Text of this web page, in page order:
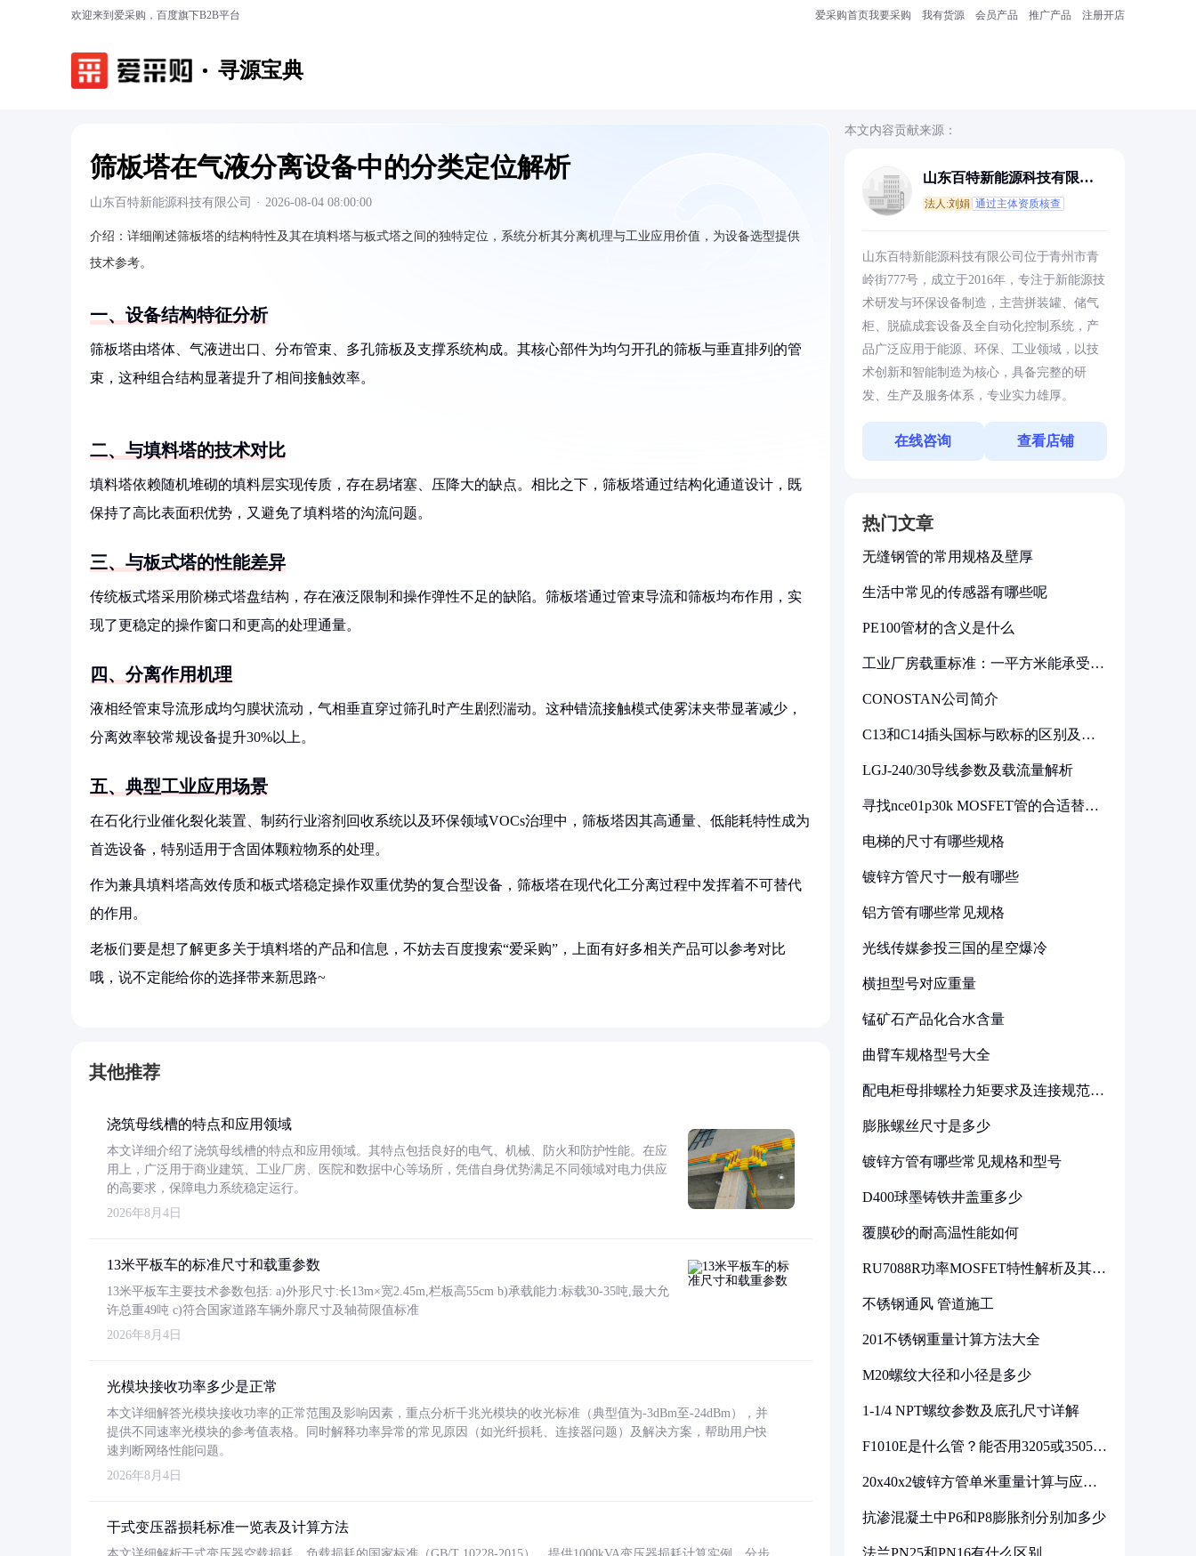
欢迎来到爱采购，百度旗下B2B平台 爱采购首页我要采购 我有货源 会员产品 推广产品 注册开店
寻源宝典
筛板塔在气液分离设备中的分类定位解析
山东百特新能源科技有限公司 · 2026-08-04 08:00:00
介绍： 详细阐述筛板塔的结构特性及其在填料塔与板式塔之间的独特定位，系统分析其分离机理与工业应用价值，为设备选型提供
技术参考。
一、设备结构特征分析
筛板塔由塔体、气液进出口、分布管束、多孔筛板及支撑系统构成。其核心部件为均匀开孔的筛板与垂直排列的管
束，这种组合结构显著提升了相间接触效率。
二、与填料塔的技术对比
填料塔依赖随机堆砌的填料层实现传质，存在易堵塞、压降大的缺点。相比之下，筛板塔通过结构化通道设计，既
保持了高比表面积优势，又避免了填料塔的沟流问题。
三、与板式塔的性能差异
传统板式塔采用阶梯式塔盘结构，存在液泛限制和操作弹性不足的缺陷。筛板塔通过管束导流和筛板均布作用，实
现了更稳定的操作窗口和更高的处理通量。
四、分离作用机理
液相经管束导流形成均匀膜状流动，气相垂直穿过筛孔时产生剧烈湍动。这种错流接触模式使雾沫夹带显著减少，
分离效率较常规设备提升30%以上。
五、典型工业应用场景
在石化行业催化裂化装置、制药行业溶剂回收系统以及环保领域VOCs治理中，筛板塔因其高通量、低能耗特性成为
首选设备，特别适用于含固体颗粒物系的处理。
作为兼具填料塔高效传质和板式塔稳定操作双重优势的复合型设备，筛板塔在现代化工分离过程中发挥着不可替代
的作用。
老板们要是想了解更多关于填料塔的产品和信息，不妨去百度搜索“爱采购”，上面有好多相关产品可以参考对比
哦，说不定能给你的选择带来新思路~
其他推荐
浇筑母线槽的特点和应用领域
本文详细介绍了浇筑母线槽的特点和应用领域。其特点包括良好的电气、机械、防火和防护性能。在应
用上，广泛用于商业建筑、工业厂房、医院和数据中心等场所，凭借自身优势满足不同领域对电力供应
的高要求，保障电力系统稳定运行。
2026年8月4日
13米平板车的标准尺寸和载重参数
13米平板车主要技术参数包括: a)外形尺寸:长13m×宽2.45m,栏板高55cm b)承载能力:标载30-35吨,最大允
许总重49吨 c)符合国家道路车辆外廓尺寸及轴荷限值标准
2026年8月4日
光模块接收功率多少是正常
本文详细解答光模块接收功率的正常范围及影响因素，重点分析千兆光模块的收光标准（典型值为-3dBm至-24dBm），并
提供不同速率光模块的参考值表格。同时解释功率异常的常见原因（如光纤损耗、连接器问题）及解决方案，帮助用户快
速判断网络性能问题。
2026年8月4日
干式变压器损耗标准一览表及计算方法
本文内容贡献来源：
山东百特新能源科技有限公
法人:刘娟 通过主体资质核查
山东百特新能源科技有限公司位于青州市青
岭街777号，成立于2016年，专注于新能源技
术研发与环保设备制造，主营拼装罐、储气
柜、脱硫成套设备及全自动化控制系统，产
品广泛应用于能源、环保、工业领域，以技
术创新和智能制造为核心，具备完整的研
发、生产及服务体系，专业实力雄厚。
在线咨询 查看店铺
热门文章
无缝钢管的常用规格及壁厚
生活中常见的传感器有哪些呢
PE100管材的含义是什么
工业厂房载重标准：一平方米能承受多
CONOSTAN公司简介
C13和C14插头国标与欧标的区别及其
LGJ-240/30导线参数及载流量解析
寻找nce01p30k MOSFET管的合适替代
电梯的尺寸有哪些规格
镀锌方管尺寸一般有哪些
铝方管有哪些常见规格
光线传媒参投三国的星空爆冷
横担型号对应重量
锰矿石产品化合水含量
曲臂车规格型号大全
配电柜母排螺栓力矩要求及连接规范详
膨胀螺丝尺寸是多少
镀锌方管有哪些常见规格和型号
D400球墨铸铁井盖重多少
覆膜砂的耐高温性能如何
RU7088R功率MOSFET特性解析及其在
不锈钢通风 管道施工
201不锈钢重量计算方法大全
M20螺纹大径和小径是多少
1-1/4 NPT螺纹参数及底孔尺寸详解
F1010E是什么管？能否用3205或3505代
20x40x2镀锌方管单米重量计算与应用
抗渗混凝土中P6和P8膨胀剂分别加多少
法兰PN25和PN16有什么区别